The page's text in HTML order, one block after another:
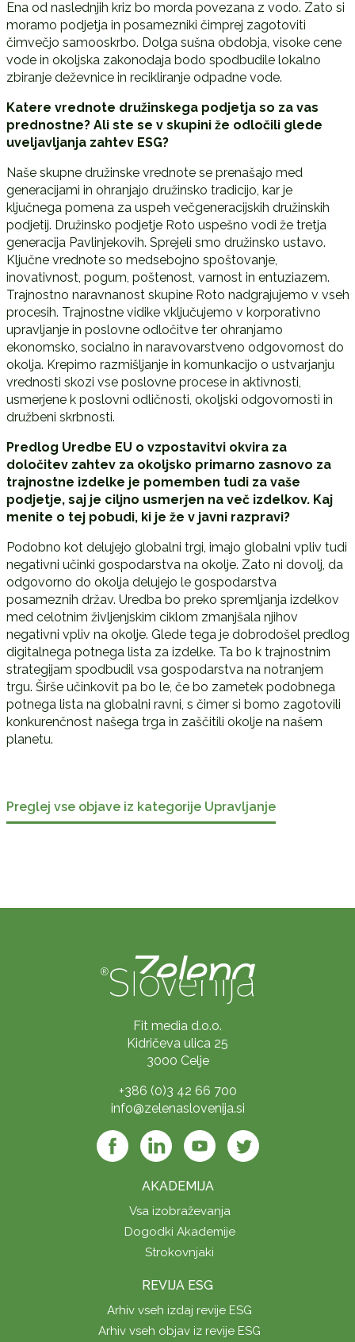
Ena od naslednjih kriz bo morda povezana z vodo. Zato si
moramo podjetja in posamezniki čimprej zagotoviti
čimvečjo samooskrbo. Dolga sušna obdobja, visoke cene
vode in okoljska zakonodaja bodo spodbudile lokalno
zbiranje deževnice in recikliranje odpadne vode.
Katere vrednote družinskega podjetja so za vas
prednostne? Ali ste se v skupini že odločili glede
uveljavljanja zahtev ESG?
Naše skupne družinske vrednote se prenašajo med
generacijami in ohranjajo družinsko tradicijo, kar je
ključnega pomena za uspeh večgeneracijskih družinskih
podjetij. Družinsko podjetje Roto uspešno vodi že tretja
generacija Pavlinjekovih. Sprejeli smo družinsko ustavo.
Ključne vrednote so medsebojno spoštovanje,
inovativnost, pogum, poštenost, varnost in entuziazem.
Trajnostno naravnanost skupine Roto nadgrajujemo v vseh
procesih. Trajnostne vidike vključujemo v korporativno
upravljanje in poslovne odločitve ter ohranjamo
ekonomsko, socialno in naravovarstveno odgovornost do
okolja. Krepimo razmišljanje in komunkacijo o ustvarjanju
vrednosti skozi vse poslovne procese in aktivnosti,
usmerjene k poslovni odličnosti, okoljski odgovornosti in
družbeni skrbnosti.
Predlog Uredbe EU o vzpostavitvi okvira za
določitev zahtev za okoljsko primarno zasnovo za
trajnostne izdelke je pomemben tudi za vaše
podjetje, saj je ciljno usmerjen na več izdelkov. Kaj
menite o tej pobudi, ki je že v javni razpravi?
Podobno kot delujejo globalni trgi, imajo globalni vpliv tudi
negativni učinki gospodarstva na okolje. Zato ni dovolj, da
odgovorno do okolja delujejo le gospodarstva
posameznih držav. Uredba bo preko spremljanja izdelkov
med celotnim življenjskim ciklom zmanjšala njihov
negativni vpliv na okolje. Glede tega je dobrodošel predlog
digitalnega potnega lista za izdelke. Ta bo k trajnostnim
strategijam spodbudil vsa gospodarstva na notranjem
trgu. Širše učinkovit pa bo le, če bo zametek podobnega
potnega lista na globalni ravni, s čimer si bomo zagotovili
konkurenčnost našega trga in zaščitili okolje na našem
planetu.
Preglej vse objave iz kategorije Upravljanje
Fit media d.o.o.
Kidričeva ulica 25
3000 Celje
+386 (0)3 42 66 700
info@zelenaslovenija.si
AKADEMIJA
Vsa izobraževanja
Dogodki Akademije
Strokovnjaki
REVIJA ESG
Arhiv vseh izdaj revije ESG
Arhiv vseh objav iz revije ESG